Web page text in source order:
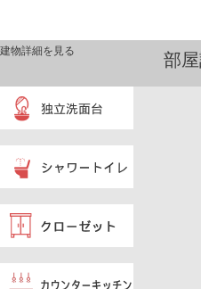
部
建物詳細を見る